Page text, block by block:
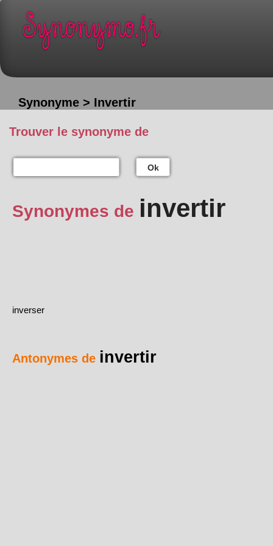
Synonyme > Invertir
Trouver le synonyme de
Ok
Synonymes de invertir
inverser
Antonymes de invertir